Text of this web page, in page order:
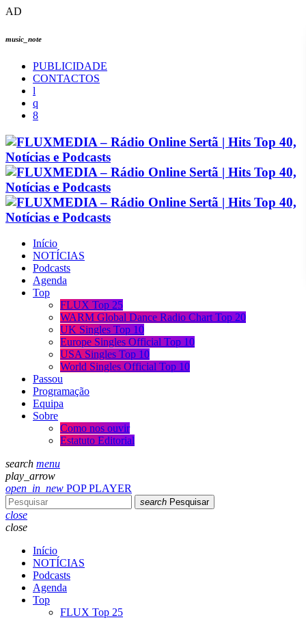
AD
music_note
PUBLICIDADE
CONTACTOS
Início
NOTÍCIAS
Podcasts
Agenda
Top
FLUX Top 25
WARM Global Dance Radio Chart Top 20
UK Singles Top 10
Europe Singles Official Top 10
USA Singles Top 10
World Singles Official Top 10
Passou
Programação
Equipa
Sobre
Como nos ouvir
Estatuto Editorial
search menu
play_arrow
open_in_new POP PLAYER
search Pesquisar
close
close
Início
NOTÍCIAS
Podcasts
Agenda
Top
FLUX Top 25